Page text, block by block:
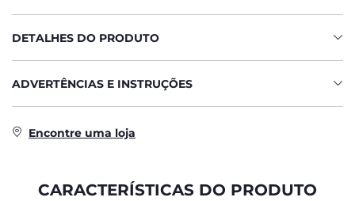
DETALHES DO PRODUTO
ADVERTÊNCIAS E INSTRUÇÕES
Encontre uma loja
CARACTERÍSTICAS DO PRODUTO